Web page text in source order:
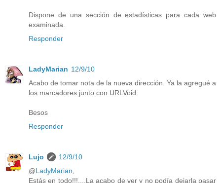
Dispone de una sección de estadísticas para cada web
examinada.
Responder
LadyMarian 12/9/10
Acabo de tomar nota de la nueva dirección. Ya la agregué a
los marcadores junto con URLVoid
Besos
Responder
Lujo
12/9/10
@LadyMarian
Estás en todo!!!....La acabo de ver y no podía dejarla pasar